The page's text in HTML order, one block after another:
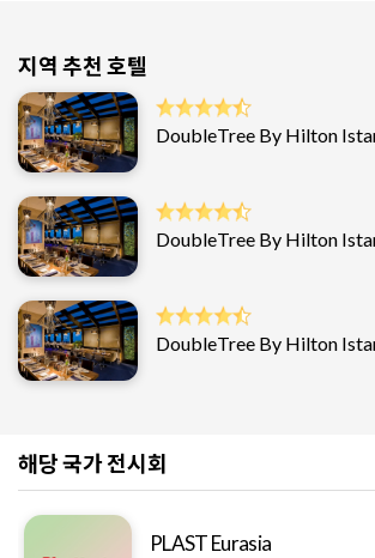
지역 추천 호텔
DoubleTree By Hilton
DoubleTree By Hilton
DoubleTree By Hilton
해당 국가 전시회
PLAST Eurasia